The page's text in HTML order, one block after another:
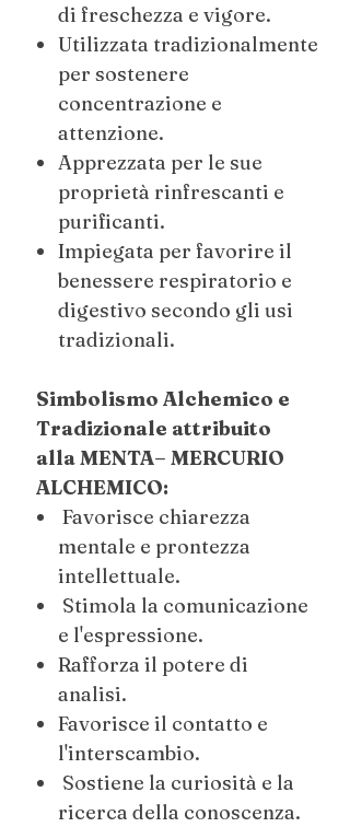
di freschezza e vigore.
Utilizzata tradizionalmente
per sostenere
concentrazione e
attenzione.
Apprezzata per le sue
proprietà rinfrescanti e
purificanti.
Impiegata per favorire il
benessere respiratorio e
digestivo secondo gli usi
tradizionali.
Simbolismo Alchemico e
Tradizionale attribuito
alla MENTA– MERCURIO
ALCHEMICO:
Favorisce chiarezza
mentale e prontezza
intellettuale.
Stimola la comunicazione
e l'espressione.
Rafforza il potere di
analisi.
Favorisce il contatto e
l'interscambio.
Sostiene la curiosità e la
ricerca della conoscenza.